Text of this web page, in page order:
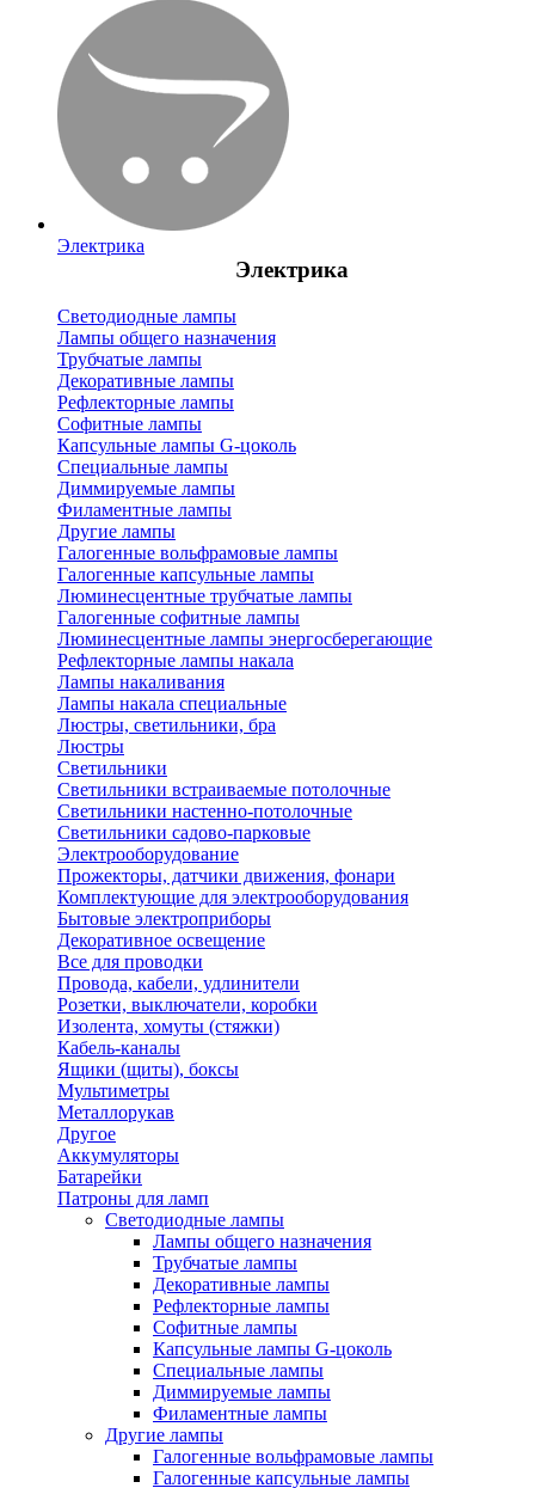
Электрика
Электрика
Светодиодные лампы
Лампы общего назначения
Трубчатые лампы
Декоративные лампы
Рефлекторные лампы
Софитные лампы
Капсульные лампы G-цоколь
Специальные лампы
Диммируемые лампы
Филаментные лампы
Другие лампы
Галогенные вольфрамовые лампы
Галогенные капсульные лампы
Люминесцентные трубчатые лампы
Галогенные софитные лампы
Люминесцентные лампы энергосберегающие
Рефлекторные лампы накала
Лампы накаливания
Лампы накала специальные
Люстры, светильники, бра
Люстры
Светильники
Светильники встраиваемые потолочные
Светильники настенно-потолочные
Светильники садово-парковые
Электрооборудование
Прожекторы, датчики движения, фонари
Комплектующие для электрооборудования
Бытовые электроприборы
Декоративное освещение
Все для проводки
Провода, кабели, удлинители
Розетки, выключатели, коробки
Изолента, хомуты (стяжки)
Кабель-каналы
Ящики (щиты), боксы
Мультиметры
Металлорукав
Другое
Аккумуляторы
Батарейки
Патроны для ламп
Светодиодные лампы
Лампы общего назначения
Трубчатые лампы
Декоративные лампы
Рефлекторные лампы
Софитные лампы
Капсульные лампы G-цоколь
Специальные лампы
Диммируемые лампы
Филаментные лампы
Другие лампы
Галогенные вольфрамовые лампы
Галогенные капсульные лампы